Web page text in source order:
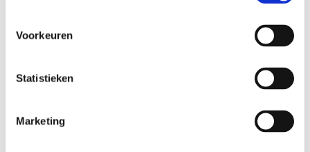
Voorkeuren
Statistieken
Marketing
Science and disorders
Working with Microbiome Center